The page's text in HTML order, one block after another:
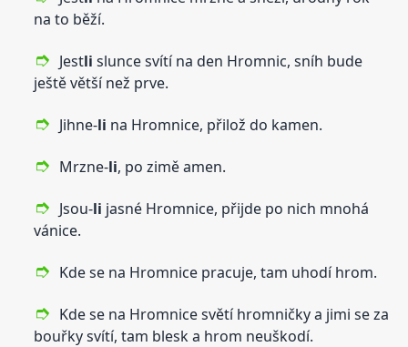
na to běží.
Jestli slunce svítí na den Hromnic, sníh bude
ještě větší než prve.
Jihne-li na Hromnice, přilož do kamen.
Mrzne-li, po zimě amen.
Jsou-li jasné Hromnice, přijde po nich mnohá
vánice.
Kde se na Hromnice pracuje, tam uhodí hrom.
Kde se na Hromnice světí hromničky a jimi se za
bouřky svítí, tam blesk a hrom neuškodí.